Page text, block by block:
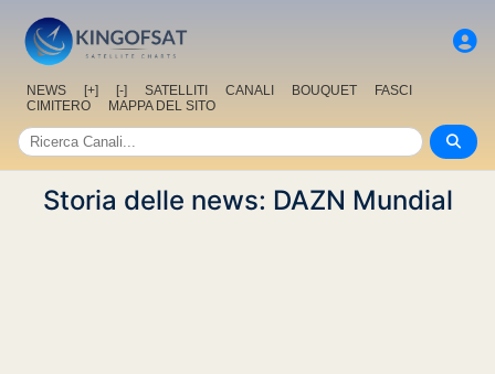
NEWS [+] [-] SATELLITI CANALI BOUQUET
FASCI
CIMITERO
MAPPA DEL SITO
Storia delle news: DAZN Mundial